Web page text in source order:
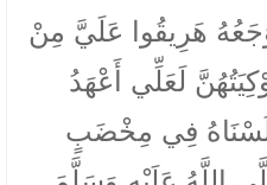
هَرِيقُوا عَلَيَّ مِنْ
لَعَلِّي أَعْهَدُ
فِي مِخْضَبٍ